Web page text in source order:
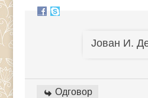
Јован И.
Одговор